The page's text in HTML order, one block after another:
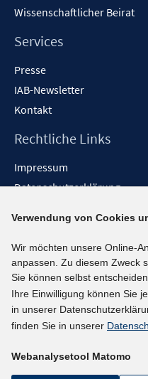
Wissenschaftlicher Beirat
Services
Presse
IAB-Newsletter
Kontakt
Rechtliche Links
Impressum
Datenschutzerklärung
Barrieren melden
Social-Media-Kanäle
BlueSky
YouTube
LinkedIn
kununu
Verwendung von Cookies
Wir möchten unsere Online-
anpassen. Zu diesem Zweck
Sie können selbst
Ihre Einwilligung können Sie
in unserer
finden Sie in unserer
Webanalysetool Matomo